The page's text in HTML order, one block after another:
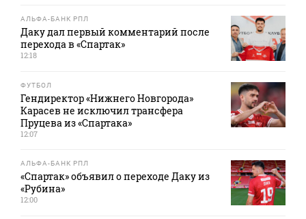
АЛЬФА-БАНК РПЛ
Даку дал первый комментарий после
перехода в «Спартак»
12:18
ФУТБОЛ
Гендиректор «Нижнего Новгорода»
Карасев не исключил трансфера
Пруцева из «Спартака»
12:07
АЛЬФА-БАНК РПЛ
«Спартак» объявил о переходе Даку из
«Рубина»
12:00